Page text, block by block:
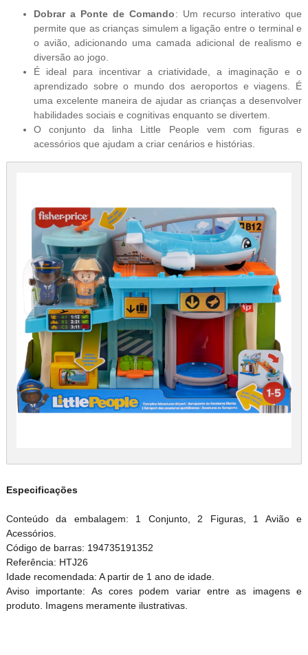
Dobrar a Ponte de Comando: Um recurso interativo que
permite que as crianças simulem a ligação entre o terminal e
o avião, adicionando uma camada adicional de realismo e
diversão ao jogo.
É ideal para incentivar a criatividade, a imaginação e o
aprendizado sobre o mundo dos aeroportos e viagens. É
uma excelente maneira de ajudar as crianças a desenvolver
habilidades sociais e cognitivas enquanto se divertem.
O conjunto da linha Little People vem com figuras e
acessórios que ajudam a criar cenários e histórias.
Especificações
Conteúdo da embalagem: 1 Conjunto, 2 Figuras, 1 Avião e
Acessórios.
Código de barras: 194735191352
Referência: HTJ26
Idade recomendada: A partir de 1 ano de idade.
Aviso importante: As cores podem variar entre as imagens e
produto. Imagens meramente ilustrativas.